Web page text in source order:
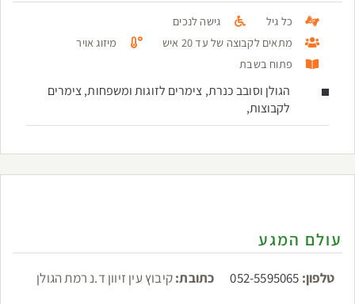
כל גיל
גישה לנכים
מתאים לקבוצה של עד 20 איש
מיזוג אויר
פתוח בשבת
הגולן וסובב כנרת, צימרים לזוגות ומשפחות, צימרים
לקבוצות,
עולם המגע
טלפון: 052-5595065 כתובת:קיבוץ עין זיוון ד.נ רמת הגולן